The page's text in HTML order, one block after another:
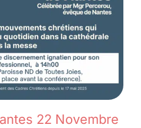
22 Novembre